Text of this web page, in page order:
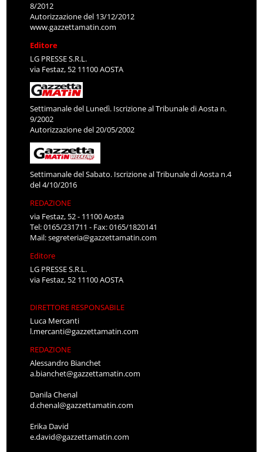
8/2012
Autorizzazione del 13/12/2012
www.gazzettamatin.com
Editore
LG PRESSE S.R.L.
via Festaz, 52 11100 AOSTA
Settimanale del Lunedì. Iscrizione al Tribunale di Aosta n.
9/2002
Autorizzazione del 20/05/2002
Settimanale del Sabato. Iscrizione al Tribunale di Aosta n.4
del 4/10/2016
REDAZIONE
via Festaz, 52 - 11100 Aosta
Tel: 0165/231711 - Fax: 0165/1820141
Mail:segreteria@gazzettamatin.com
Editore
LG PRESSE S.R.L.
via Festaz, 52 11100 AOSTA
DIRETTORE RESPONSABILE
Luca Mercanti
l.mercanti@gazzettamatin.com
REDAZIONE
Alessandro Bianchet
a.bianchet@gazzettamatin.com
Danila Chenal
d.chenal@gazzettamatin.com
Erika David
e.david@gazzettamatin.com